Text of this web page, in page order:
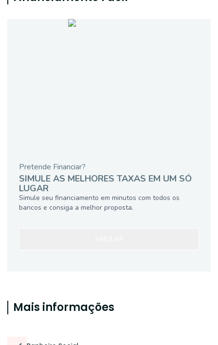
Pretende Financiar?
SIMULE AS MELHORES TAXAS EM UM SÓ
LUGAR
Simule seu financiamento em minutos com todos os
bancos e consiga a melhor proposta.
Mais informações